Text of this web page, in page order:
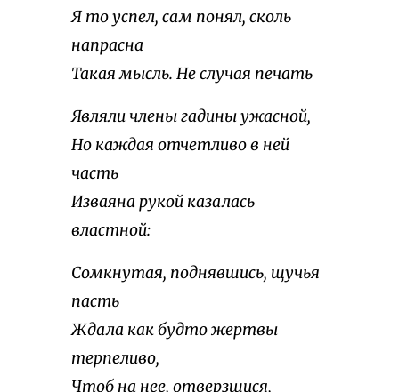
Я то успел, сам понял, сколь
напрасна
Такая мысль. Не случая печать
Являли члены гадины ужасной,
Но каждая отчетливо в ней
часть
Изваяна рукой казалась
властной:
Сомкнутая, поднявшись, щучья
пасть
Ждала как будто жертвы
терпеливо,
Чтоб на нее, отверзшися,